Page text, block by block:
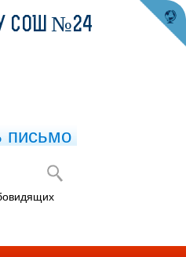
социальная
СОШ №24
письмо